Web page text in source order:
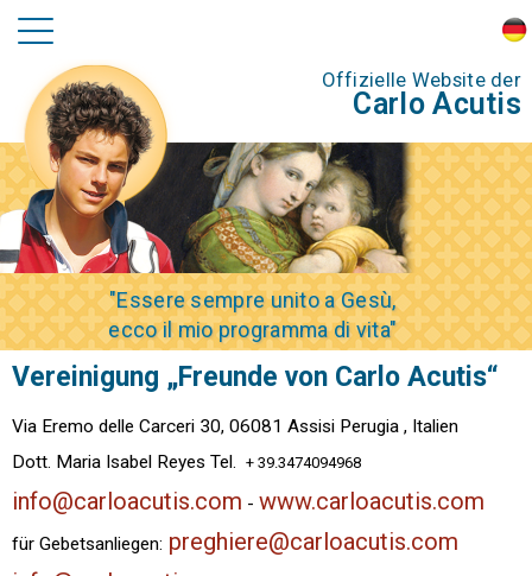
Offizielle Website der
Carlo Acutis
"Essere sempre unito a Gesù,
ecco il mio programma di vita"
Vereinigung „Freunde von Carlo Acutis“
Via Eremo delle Carceri 30, 06081 Assisi Perugia , Italien
Dott. Maria Isabel Reyes Tel. + 39.3474094968
info@carloacutis.com - www.carloacutis.com
für Gebetsanliegen: preghiere@carloacutis.com